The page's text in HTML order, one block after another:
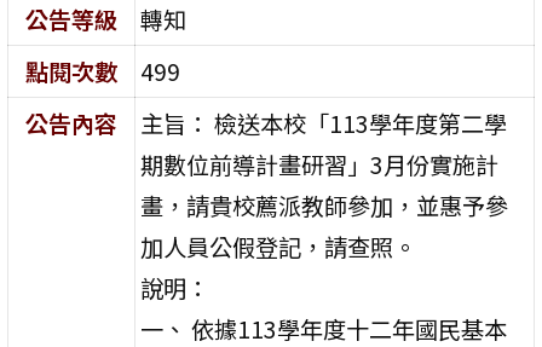
公告等級
轉知
點閱次數
499
公告內容
主旨： 檢送本校「113學年度第二學
期數位前導計畫研習」3月份實施計
畫，請貴校薦派教師參加，並惠予參
加人員公假登記，請查照。
說明：
一、 依據113學年度十二年國民基本